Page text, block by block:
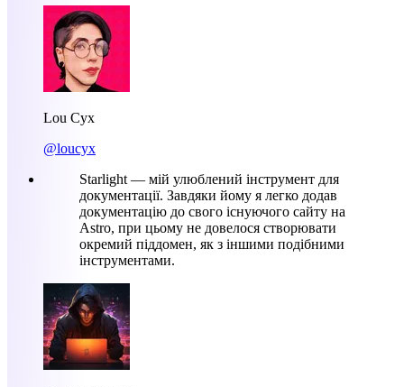
Lou Cyx
@loucyx
Starlight — мій улюблений інструмент для
документації. Завдяки йому я легко додав
документацію до свого існуючого сайту на
Astro, при цьому не довелося створювати
окремий піддомен, як з іншими подібними
інструментами.